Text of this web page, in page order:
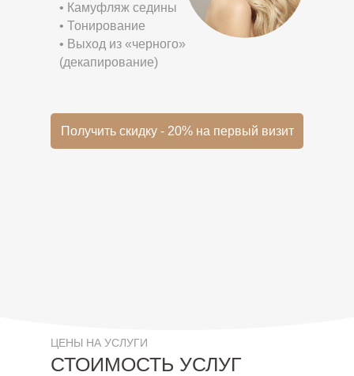
• Камуфляж седины
• Тонирование
• Выход из «черного»
(декапирование)
Получить скидку - 20% на первый визит
ЦЕНЫ НА УСЛУГИ
СТОИМОСТЬ УСЛУГ